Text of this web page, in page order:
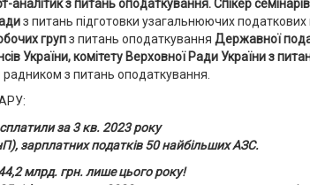
аналітик з питань оподаткування. Спікер
з питань підготовки узагальнюючих податкових
групз питань оподаткування Державної
України, комітету Верховної Ради України з
з питань оподаткування.
за 3 кв. 2023 року
зарплатних податків 50 найбільших АЗС.
млрд. грн. лише цього року!